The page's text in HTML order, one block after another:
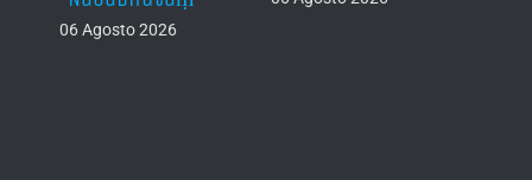
06 Agosto 2026